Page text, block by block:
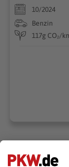
10/2024
Benzin
117g CO₂/